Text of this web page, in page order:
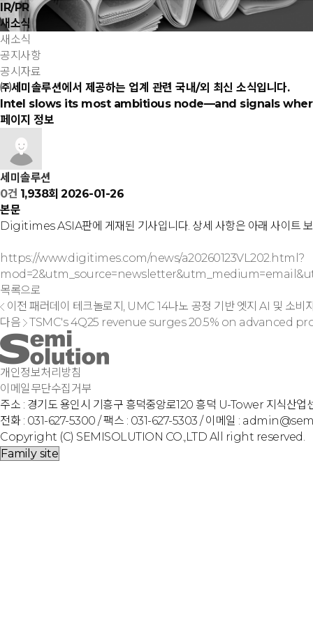
IR/PR
새소식
새소식
공지사항
공시자료
㈜세미솔루션에서 제공하는 업계 관련 국내/외 최신 소식입니다.
Intel slows its most ambitious node—and signals
페이지 정보
세미솔루션
0건 1,938회 2026-01-26
본문
Digitimes ASIA판에 게재된 기사입니다. 상세 사항은 아래 사이트
https://www.digitimes.com/news/a20260123VL202.html?
목록으로
이전 패러데이 테크놀로지, UMC 14나노 공정 기반 엣지 AI 및 소비
다음 TSMC's 4Q25 revenue surges 20.5% on advanced
개인정보처리방침
이메일무단수집거부
주소 : 경기도 용인시 기흥구 흥덕중앙로120 흥덕 U-Tower 지식산업
전화 : 031-627-5300 / 팩스 : 031-627-5303 / 이메일 :
Copyright (C) SEMISOLUTION CO.,LTD All right reserved.